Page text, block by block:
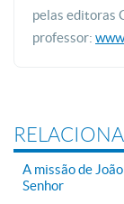
pelas editoras
professor:
A missão de
Senhor